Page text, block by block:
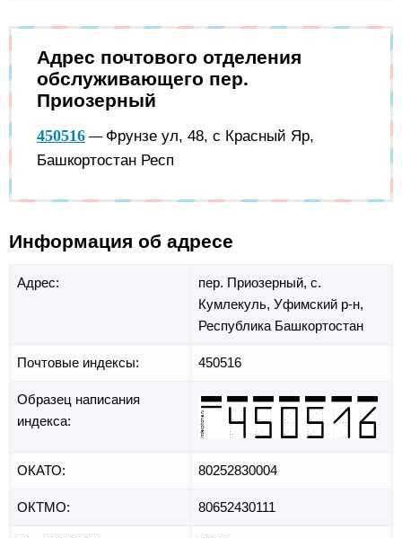
Адрес почтового отделения
обслуживающего пер.
Приозерный
450516 — Фрунзе ул, 48, с Красный Яр,
Башкортостан Респ
Информация об адресе
Адрес: пер. Приозерный, с.
Кумлекуль, Уфимский р-н,
Республика Башкортостан
Почтовые индексы: 450516
Образец написания
индекса:
ОКАТО: 80252830004
ОКТМО: 80652430111